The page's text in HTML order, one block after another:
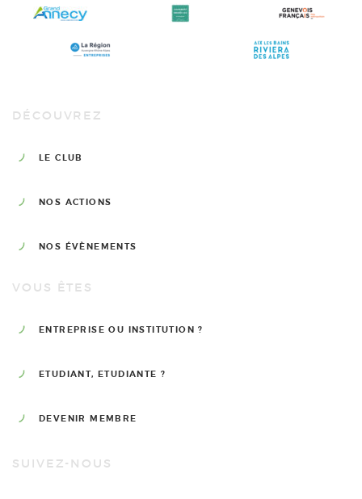
SUIVEZ-NOUS
DÉCOUVREZ
LE CLUB
NOS ACTIONS
NOS ÉVÈNEMENTS
VOUS ÊTES
ENTREPRISE OU INSTITUTION ?
ETUDIANT, ETUDIANTE ?
DEVENIR MEMBRE